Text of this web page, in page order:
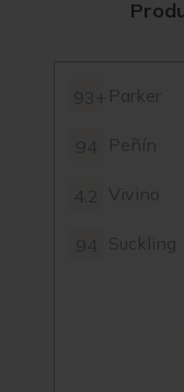
Parker
Peñín
Vivino
Suckling